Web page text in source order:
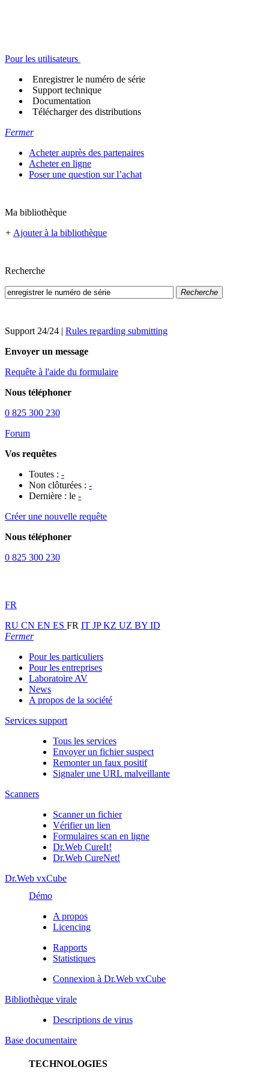
Pour les utilisateurs
Enregistrer le numéro de série
Support technique
Documentation
Télécharger des distributions
Fermer
Acheter auprès des partenaires
Acheter en ligne
Poser une question sur l’achat
Ma bibliothèque
+ Ajouter à la bibliothèque
Recherche
Recherche
Support 24/24 | Rules regarding submitting
Envoyer un message
Requête à l'aide du formulaire
Nous téléphoner
0 825 300 230
Forum
Vos requêtes
Toutes : -
Non clôturées : -
Dernière : le -
Créer une nouvelle requête
Nous téléphoner
0 825 300 230
FR
RU CN EN ES FR IT JPKZ UZ BY ID
Fermer
Pour les particuliers
Pour les entreprises
Laboratoire AV
News
A propos de la société
Services support
Tous les services
Envoyer un fichier suspect
Remonter un faux positif
Signaler une URL malveillante
Scanners
Scanner un fichier
Vérifier un lien
Formulaires scan en ligne
Dr.Web CureIt!
Dr.Web CureNet!
Dr.Web vxCube
Démo
A propos
Licencing
Rapports
Statistiques
Connexion à Dr.Web vxCube
Bibliothèque virale
Descriptions de virus
Base documentaire
TECHNOLOGIES